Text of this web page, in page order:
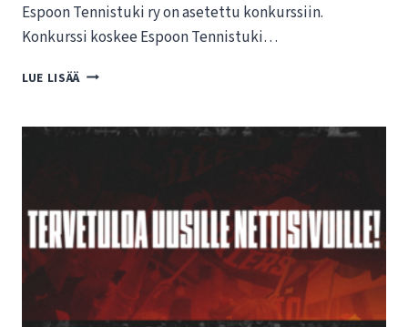
Espoon Tennistuki ry on asetettu konkurssiin.
Konkurssi koskee Espoon Tennistuki…
LUE LISÄÄ T
D
E
S
P
O
O
T